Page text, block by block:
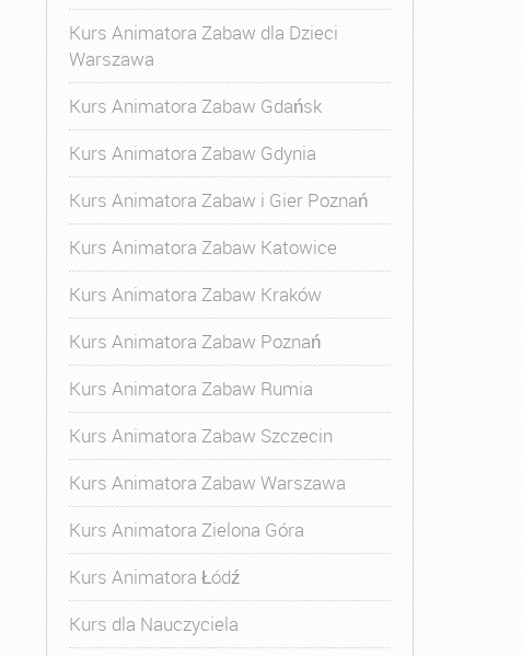
Kurs Animatora Zabaw dla Dzieci
Warszawa
Kurs Animatora Zabaw Gdańsk
Kurs Animatora Zabaw Gdynia
Kurs Animatora Zabaw i Gier Poznań
Kurs Animatora Zabaw Katowice
Kurs Animatora Zabaw Kraków
Kurs Animatora Zabaw Poznań
Kurs Animatora Zabaw Rumia
Kurs Animatora Zabaw Szczecin
Kurs Animatora Zabaw Warszawa
Kurs Animatora Zielona Góra
Kurs Animatora Łódź
Kurs dla Nauczyciela